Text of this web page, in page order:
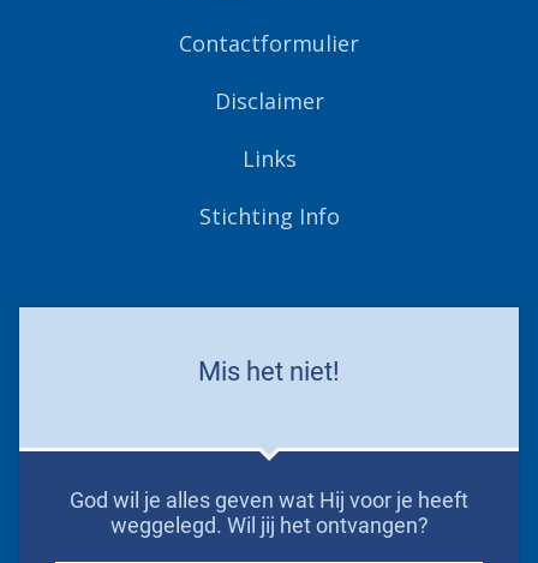
Contactformulier
Disclaimer
Links
Stichting Info
Mis het niet!
God wil je alles geven wat Hij voor je heeft
weggelegd. Wil jij het ontvangen?